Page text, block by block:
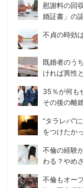
慰謝料の回
婚証書」の
不貞の時効
既婚者のう
ければ異性
35％が何も
その後の離
“タラレバ”
をつけたか
不倫の経験
わる？やめ
不倫もオー